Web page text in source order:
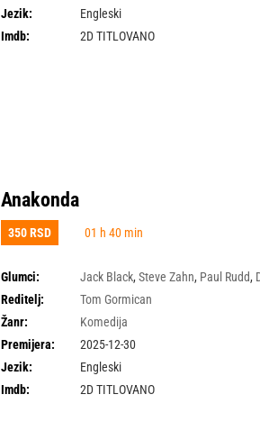
Jezik:
Engleski
Imdb:
2D TITLOVANO
Anakonda
350 RSD 01 h 40 min
Glumci: Jack Black, Steve Zahn, Paul Rudd,
Reditelj:
Tom Gormican
Žanr:
Komedija
Premijera:
2025-12-30
Jezik:
Engleski
Imdb:
2D TITLOVANO